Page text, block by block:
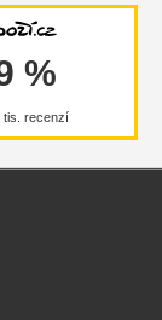
%
tis. recenzí